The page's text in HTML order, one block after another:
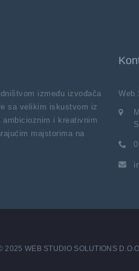
između izvođača
sa velikim iskustvom iz
ambicioznim i kreativnim
majstorima na
Web
2025 WEB STUDIO SOLUTIONS